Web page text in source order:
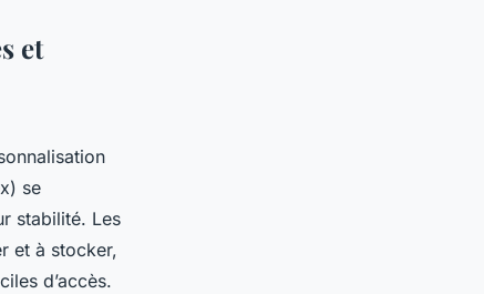
et
se
stabilité. Les
et à stocker,
d’accès.